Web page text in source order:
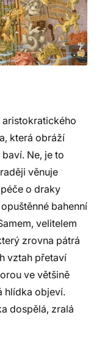
která obráží
Ne, je to
věnuje
o draky
bahenní
velitelem
zrovna pátrá
vztah přetaví
ve většině
hlídka objeví.
dospělá, zralá